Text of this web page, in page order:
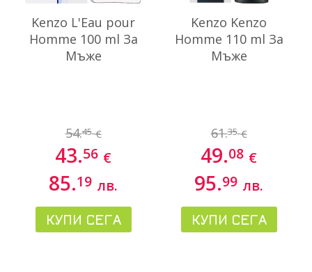
Kenzo L'Eau pour
Homme 100 ml За
Мъже
54.45 €
43.56 €
85.19 лв.
КУПИ СЕГА
Kenzo Kenzo
Homme 110 ml За
Мъже
61.35 €
49.08 €
95.99 лв.
КУПИ СЕГА